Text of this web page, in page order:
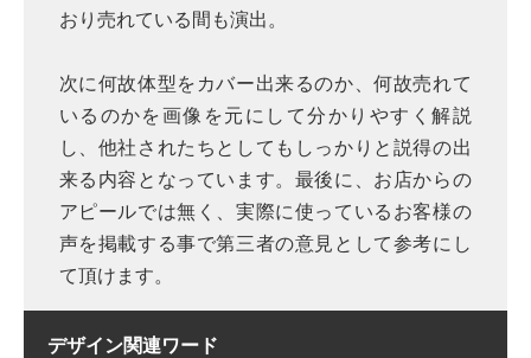
おり売れている間も演出。
次に何故体型をカバー出来るのか、何故売れて
いるのかを画像を元にして分かりやすく解説
し、他社されたちとしてもしっかりと説得の出
来る内容となっています。最後に、お店からの
アピールでは無く、実際に使っているお客様の
声を掲載する事で第三者の意見として参考にし
て頂けます。
デザイン関連ワード